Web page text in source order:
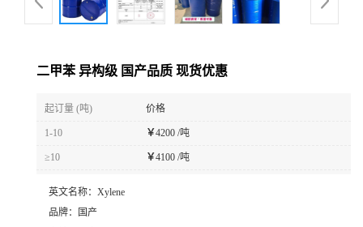
二甲苯 异构级 国产品质 现货优惠
起订量 (吨) 价格
1-10 ￥4200 /吨
≥10 ￥4100 /吨
英文名称： Xylene
品牌：
国产